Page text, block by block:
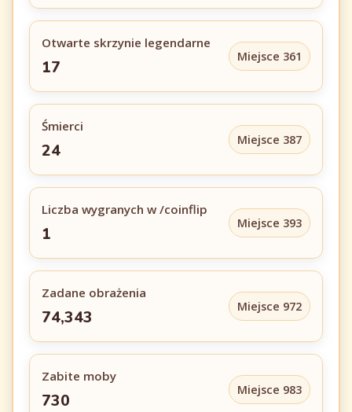
Otwarte skrzynie legendarne
17
Miejsce 361
Śmierci
24
Miejsce 387
Liczba wygranych w /coinflip
1
Miejsce 393
Zadane obrażenia
74,343
Miejsce 972
Zabite moby
730
Miejsce 983